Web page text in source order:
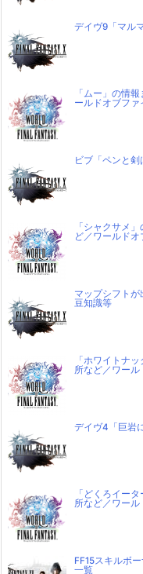
デイヴ9「マル
「ムー」の情
ールドオブフ
ビブ「ペンと
「シャクサメ
ど／ワールド
マップシフトが
豆知識等
「ホワイトナ
所など／ワー
デイヴ4「巨岩
「どくろイー
所など／ワー
FF15スキルボ
一覧